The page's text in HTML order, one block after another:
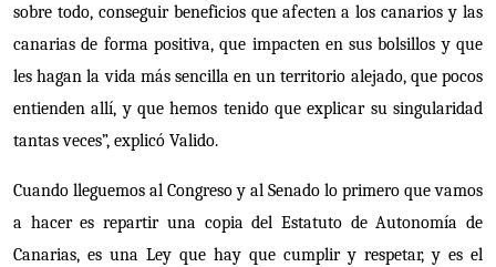
sobre todo, conseguir beneficios que afecten a los canarios y las
canarias de forma positiva, que impacten en sus bolsillos y que
les hagan la vida más sencilla en un territorio alejado, que pocos
entienden allí, y que hemos tenido que explicar su singularidad
tantas veces”, explicó Valido.
Cuando lleguemos al Congreso y al Senado lo primero que vamos
a hacer es repartir una copia del Estatuto de Autonomía de
Canarias, es una Ley que hay que cumplir y respetar, y es el